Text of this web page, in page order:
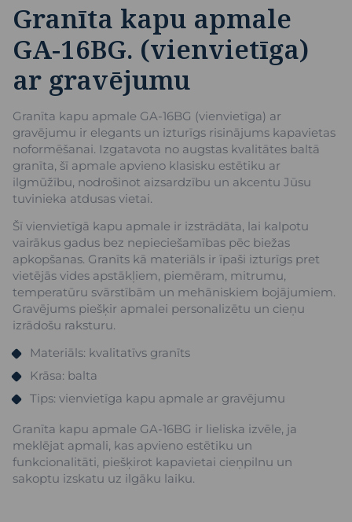
Granīta kapu apmale
GA-16BG. (vienvietīga)
ar gravējumu
Granīta kapu apmale GA-16BG (vienvietīga) ar
gravējumu ir elegants un izturīgs risinājums kapavietas
noformēšanai. Izgatavota no augstas kvalitātes baltā
granīta, šī apmale apvieno klasisku estētiku ar
ilgmūžību, nodrošinot aizsardzību un akcentu Jūsu
tuvinieka atdusas vietai.
Šī vienvietīgā kapu apmale ir izstrādāta, lai kalpotu
vairākus gadus bez nepieciešamības pēc biežas
apkopšanas. Granīts kā materiāls ir īpaši izturīgs pret
vietējās vides apstākļiem, piemēram, mitrumu,
temperatūru svārstībām un mehāniskiem bojājumiem.
Gravējums piešķir apmalei personalizētu un cieņu
izrādošu raksturu.
Materiāls: kvalitatīvs granīts
Krāsa: balta
Tips: vienvietīga kapu apmale ar gravējumu
Granīta kapu apmale GA-16BG ir lieliska izvēle, ja
meklējat apmali, kas apvieno estētiku un
funkcionalitāti, piešķirot kapavietai cieņpilnu un
sakoptu izskatu uz ilgāku laiku.